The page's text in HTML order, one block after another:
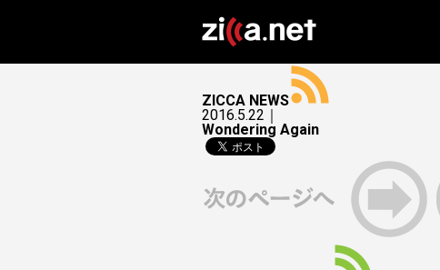
ZICCA NEWS
2016.5.22｜
Wondering Again